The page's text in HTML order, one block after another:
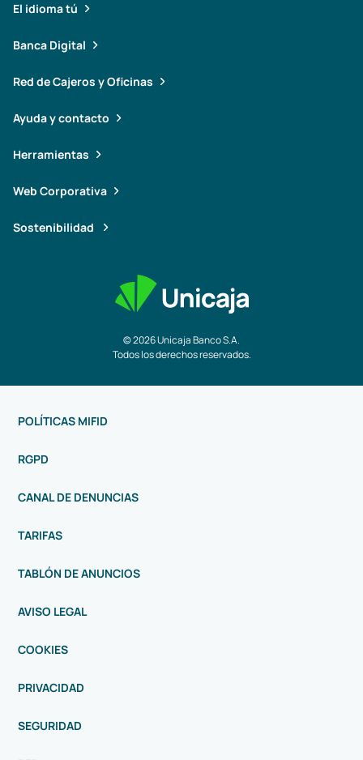
© 2026 Unicaja Banco S.A.
Todos los derechos reservados.
El idioma tú
Banca Digital
Red de Cajeros y Oficinas
Ayuda y contacto
Herramientas
Web Corporativa
Sostenibilidad
POLÍTICAS MIFID
RGPD
CANAL DE DENUNCIAS
TARIFAS
TABLÓN DE ANUNCIOS
AVISO LEGAL
COOKIES
PRIVACIDAD
SEGURIDAD